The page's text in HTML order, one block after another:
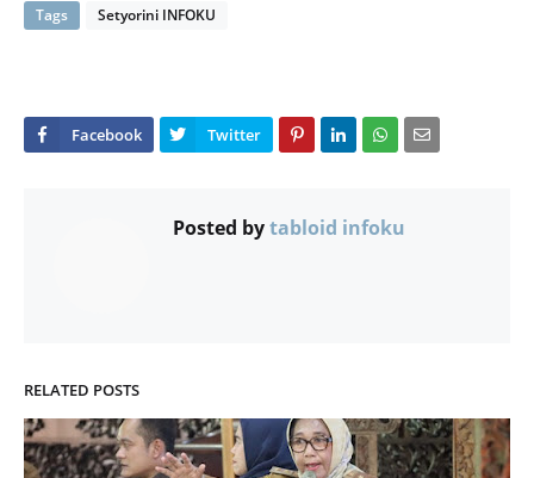
Tags Setyorini INFOKU
Posted bytabloid infoku
RELATED POSTS